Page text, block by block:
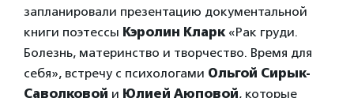
запланировали презентацию документальной
книги поэтессы Кэролин Кларк «Рак груди.
Болезнь, материнство и творчество. Время для
себя», встречу с психологами Ольгой Сирык-
Саволковой и Юлией Аюповой, которые